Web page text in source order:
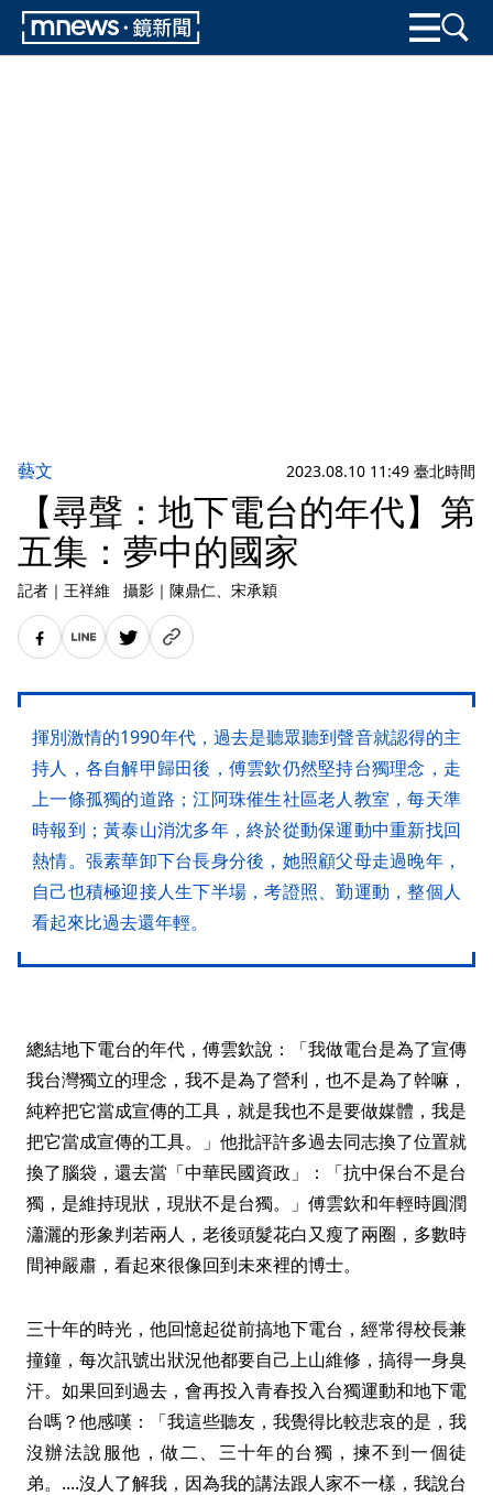
藝文 2023.08.10 11:49 臺北時間
【尋聲：地下電台的年代】第
五集：夢中的國家
記者 ｜ 王祥維 攝影 ｜ 陳鼎仁、宋承穎
揮別激情的1990年代，過去是聽眾聽到聲音就認得的主
持人，各自解甲歸田後，傅雲欽仍然堅持台獨理念，走
上一條孤獨的道路；江阿珠催生社區老人教室，每天準
時報到；黃泰山消沈多年，終於從動保運動中重新找回
熱情。張素華卸下台長身分後，她照顧父母走過晚年，
自己也積極迎接人生下半場，考證照、勤運動，整個人
看起來比過去還年輕。
總結地下電台的年代，傅雲欽說：「我做電台是為了宣傳
我台灣獨立的理念，我不是為了營利，也不是為了幹嘛，
純粹把它當成宣傳的工具，就是我也不是要做媒體，我是
把它當成宣傳的工具。」他批評許多過去同志換了位置就
換了腦袋，還去當「中華民國資政」：「抗中保台不是台
獨，是維持現狀，現狀不是台獨。」傅雲欽和年輕時圓潤
瀟灑的形象判若兩人，老後頭髮花白又瘦了兩圈，多數時
間神嚴肅，看起來很像回到未來裡的博士。
三十年的時光，他回憶起從前搞地下電台，經常得校長兼
撞鐘，每次訊號出狀況他都要自己上山維修，搞得一身臭
汗。如果回到過去，會再投入青春投入台獨運動和地下電
台嗎？他感嘆：「我這些聽友，我覺得比較悲哀的是，我
沒辦法說服他，做二、三十年的台獨，揀不到一個徒
弟。....沒人了解我，因為我的講法跟人家不一樣，我說台